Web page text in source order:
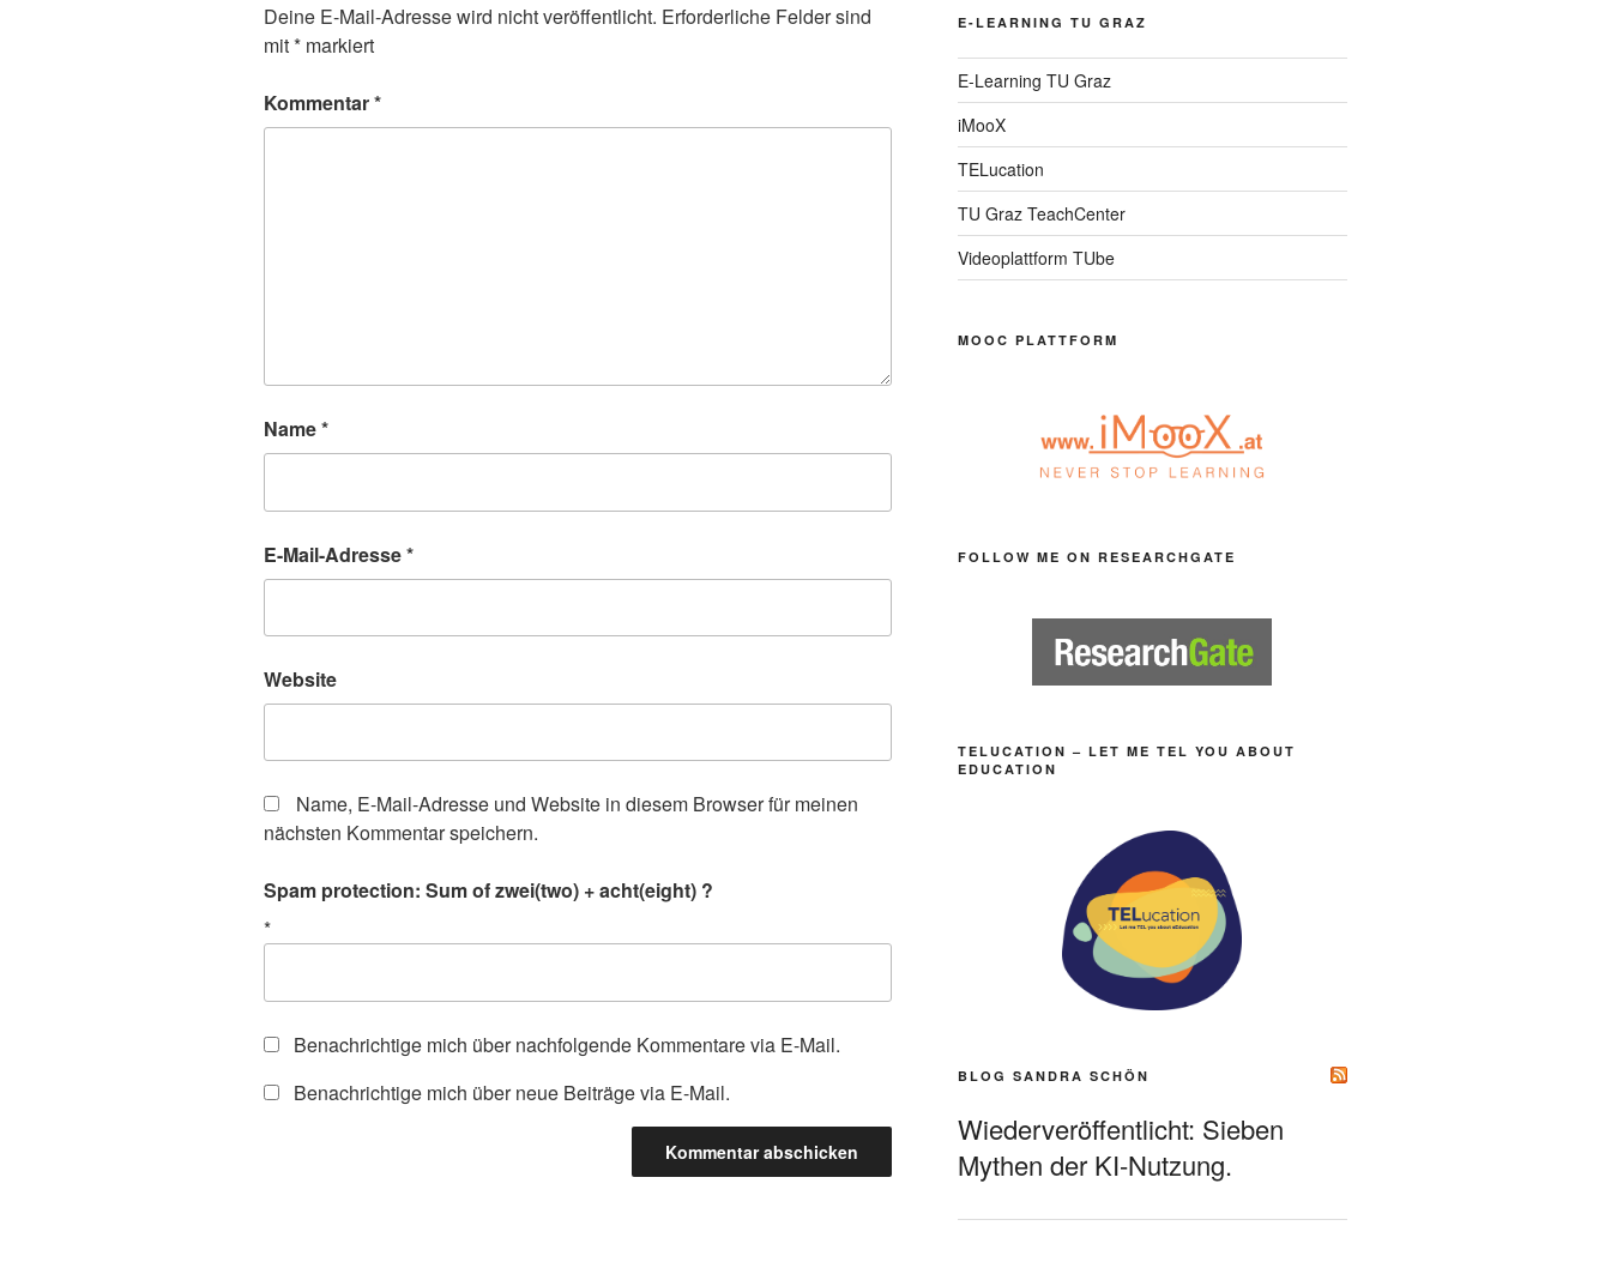
Deine E-Mail-Adresse wird nicht veröffentlicht. Erforderliche Felder sind
mit* markiert
Kommentar*
Name*
E-Mail-Adresse*
Website
Name, E-Mail-Adresse und Website in diesem Browser für meinen
nächsten Kommentar speichern.
Spam protection: Sum of zwei(two) + acht(eight) ?
*
Benachrichtige mich über nachfolgende Kommentare via E-Mail.
Benachrichtige mich über neue Beiträge via E-Mail.
E-LEARNING TU GRAZ
E-Learning TU Graz
iMooX
TELucation
TU Graz TeachCenter
Videoplattform TUbe
MOOC PLATTFORM
FOLLOW ME ON RESEARCHGATE
TELUCATION – LET ME TEL YOU ABOUT
EDUCATION
BLOG SANDRA SCHÖN
Wiederveröffentlicht: Sieben
Mythen der KI-Nutzung.